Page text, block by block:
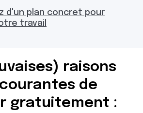
d'un plan concret pour
travail
raisons
de
gratuitement :